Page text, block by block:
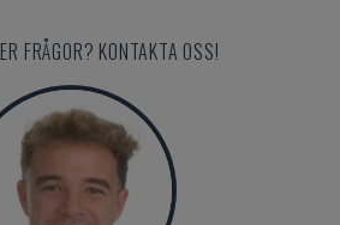
FRÅGOR? KONTAKTA OSS!